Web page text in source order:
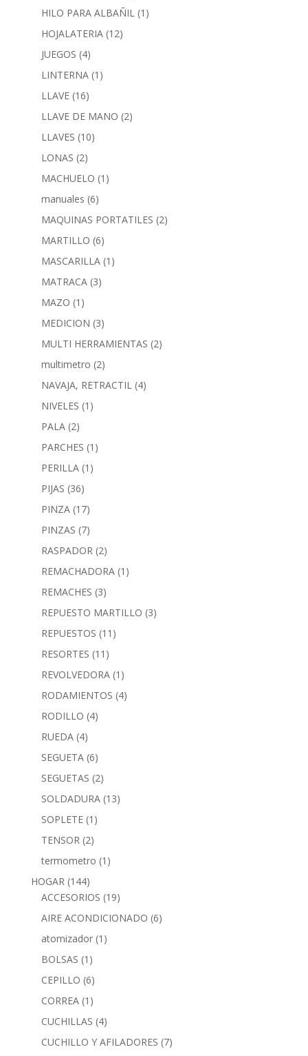
HILO PARA ALBAÑIL (1)
HOJALATERIA (12)
JUEGOS (4)
LINTERNA (1)
LLAVE (16)
LLAVE DE MANO (2)
LLAVES (10)
LONAS (2)
MACHUELO (1)
manuales (6)
MAQUINAS PORTATILES (2)
MARTILLO (6)
MASCARILLA (1)
MATRACA (3)
MAZO (1)
MEDICION (3)
MULTI HERRAMIENTAS (2)
multimetro (2)
NAVAJA, RETRACTIL (4)
NIVELES (1)
PALA (2)
PARCHES (1)
PERILLA (1)
PIJAS (36)
PINZA (17)
PINZAS (7)
RASPADOR (2)
REMACHADORA (1)
REMACHES (3)
REPUESTO MARTILLO (3)
REPUESTOS (11)
RESORTES (11)
REVOLVEDORA (1)
RODAMIENTOS (4)
RODILLO (4)
RUEDA (4)
SEGUETA (6)
SEGUETAS (2)
SOLDADURA (13)
SOPLETE (1)
TENSOR (2)
termometro (1)
HOGAR (144)
ACCESORIOS (19)
AIRE ACONDICIONADO (6)
atomizador (1)
BOLSAS (1)
CEPILLO (6)
CORREA (1)
CUCHILLAS (4)
CUCHILLO Y AFILADORES (7)